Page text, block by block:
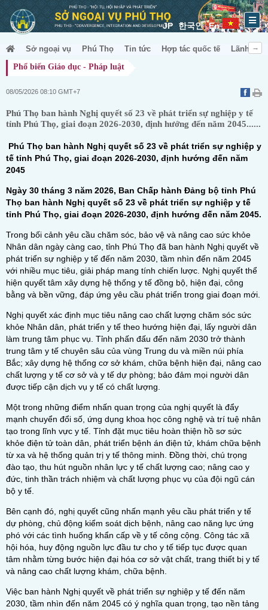
JP 한국인 En
Sở ngoại vụ Phú Thọ Tin tức Hợp tác quốc tế
Lãnh sự
Phổ biến Giáo dục - Pháp luật
08/05/2026 08:10 GMT+7
Phú Thọ ban hành Nghị quyết số 23 về phát triển sự nghiệp y tế
tỉnh Phú Thọ, giai đoạn 2026-2030, định hướng đến năm 2045......
Phú Thọ ban hành Nghị quyết số 23 về phát triển sự nghiệp y
tế tỉnh Phú Thọ, giai đoạn 2026-2030, định hướng đến năm
2045
Ngày 30 tháng 3 năm 2026, Ban Chấp hành Đảng bộ tỉnh Phú
Thọ ban hành Nghị quyết số 23 về phát triển sự nghiệp y tế
tỉnh Phú Thọ, giai đoạn 2026-2030, định hướng đến năm 2045.
Trong bối cảnh yêu cầu chăm sóc, bảo vệ và nâng cao sức khỏe
Nhân dân ngày càng cao, tỉnh Phú Thọ đã ban hành Nghị quyết về
phát triển sự nghiệp y tế đến năm 2030, tầm nhìn đến năm 2045
với nhiều mục tiêu, giải pháp mang tính chiến lược. Nghị quyết thể
hiện quyết tâm xây dựng hệ thống y tế đồng bộ, hiện đại, công
bằng và bền vững, đáp ứng yêu cầu phát triển trong giai đoạn mới.
Nghị quyết xác định mục tiêu nâng cao chất lượng chăm sóc sức
khỏe Nhân dân, phát triển y tế theo hướng hiện đại, lấy người dân
làm trung tâm phục vụ. Tỉnh phấn đấu đến năm 2030 trở thành
trung tâm y tế chuyên sâu của vùng Trung du và miền núi phía
Bắc; xây dựng hệ thống cơ sở khám, chữa bệnh hiện đại, nâng cao
chất lượng y tế cơ sở và y tế dự phòng; bảo đảm mọi người dân
được tiếp cận dịch vụ y tế có chất lượng.
Một trong những điểm nhấn quan trọng của nghị quyết là đẩy
mạnh chuyển đổi số, ứng dụng khoa học công nghệ và trí tuệ nhân
tạo trong lĩnh vực y tế. Tỉnh đặt mục tiêu hoàn thiện hồ sơ sức
khỏe điện tử toàn dân, phát triển bệnh án điện tử, khám chữa bệnh
từ xa và hệ thống quản trị y tế thông minh. Đồng thời, chú trọng
đào tạo, thu hút nguồn nhân lực y tế chất lượng cao; nâng cao y
đức, tinh thần trách nhiệm và chất lượng phục vụ của đội ngũ cán
bộ y tế.
Bên cạnh đó, nghị quyết cũng nhấn mạnh yêu cầu phát triển y tế
dự phòng, chủ động kiểm soát dịch bệnh, nâng cao năng lực ứng
phó với các tình huống khẩn cấp về y tế công cộng. Công tác xã
hội hóa, huy động nguồn lực đầu tư cho y tế tiếp tục được quan
tâm nhằm từng bước hiện đại hóa cơ sở vật chất, trang thiết bị y tế
và nâng cao chất lượng khám, chữa bệnh.
Việc ban hành Nghị quyết về phát triển sự nghiệp y tế đến năm
2030, tầm nhìn đến năm 2045 có ý nghĩa quan trọng, tạo nền tảng